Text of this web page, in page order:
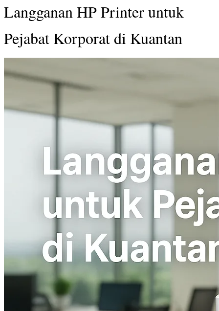
Langganan HP Printer untuk
Pejabat Korporat di Kuantan